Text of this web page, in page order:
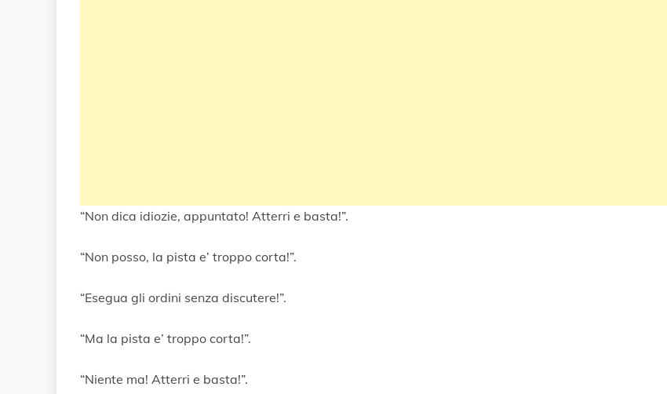
“Non dica idiozie, appuntato! Atterri e basta!”.
“Non posso, la pista e’ troppo corta!”.
“Esegua gli ordini senza discutere!”.
“Ma la pista e’ troppo corta!”.
“Niente ma! Atterri e basta!”.